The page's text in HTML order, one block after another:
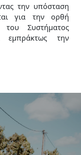
την υπόσταση
για την ορθή
Συστήματος
εμπράκτως την